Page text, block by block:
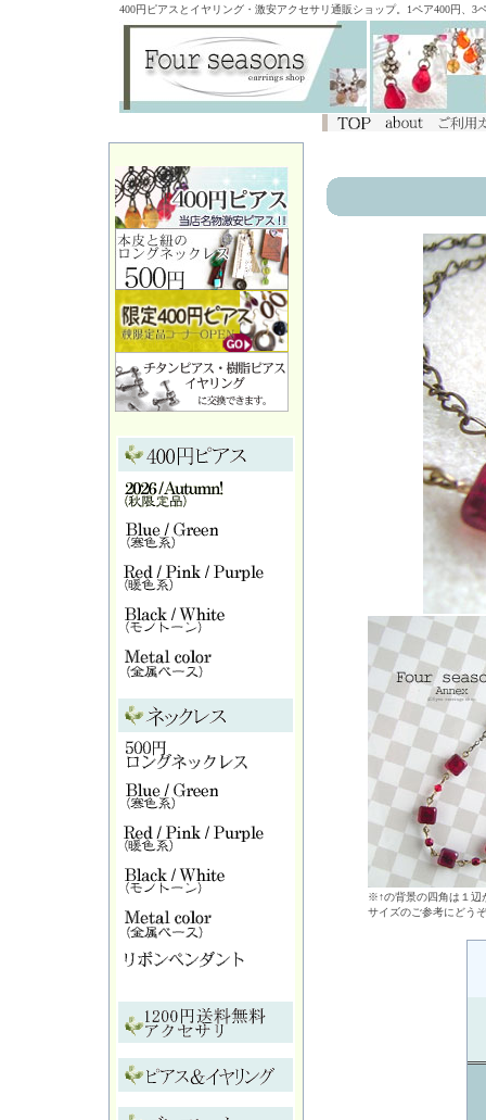
400円ピアスとイヤリング・激安アクセサリ通販ショップ。1ペア400円、
※↑の背景の四角は１辺
サイズのご参考にどう